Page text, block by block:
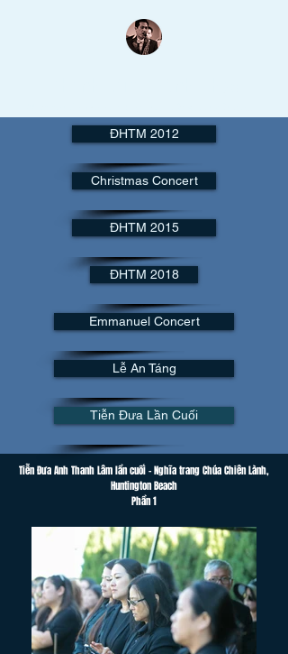
Tiễn Đưa Anh Thanh Lâm lần cuối - Nghĩa trang Chúa Chiên Lành,
Huntington Beach
Phần 1
ĐHTM 2012
Christmas Concert
ĐHTM 2015
ĐHTM 2018
Emmanuel Concert
Lễ An Táng
Tiễn Đưa Lần Cuối